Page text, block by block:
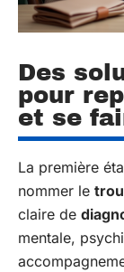
Des
pour
et se
La première
nommer le
claire de
mentale,